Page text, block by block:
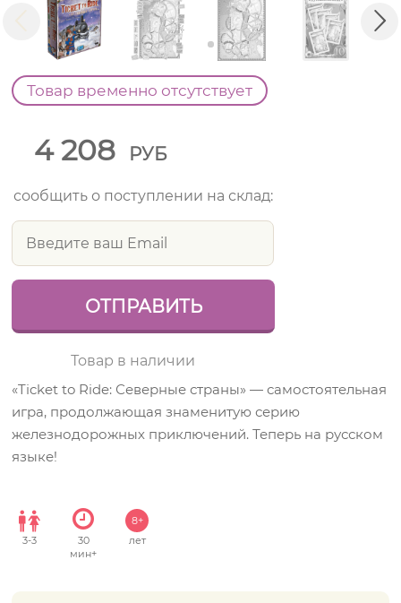
Товар временно отсутствует
4 208 РУБ
сообщить о поступлении на склад:
Товар в наличии
«Ticket to Ride: Северные страны» — самостоятельная
игра, продолжающая знаменитую серию
железнодорожных приключений. Теперь на русском
языке!
3-3
30
мин+
8+
лет